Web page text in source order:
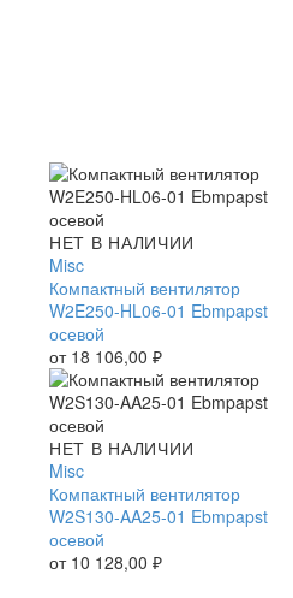
Компактный
вентилятор
W2E250-
HL06-
01
Ebmpapst
осевой
НЕТ В НАЛИЧИИ
Misc
Компактный вентилятор
W2E250-HL06-01 Ebmpapst
осевой
от 18 106,00 ₽
Компактный
вентилятор
W2S130-
AA25-
01
Ebmpapst
НЕТ В НАЛИЧИИ
Misc
Компактный вентилятор
W2S130-AA25-01 Ebmpapst
осевой
от 10 128,00 ₽